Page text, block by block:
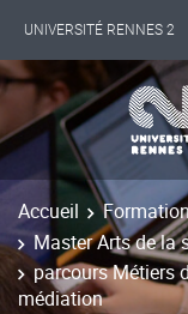
UNIVERSITÉ RENNES 2
INTERNATIONAL
LES NOUVELLES DE
Accueil
Master Arts de la
parcours Métiers
médiation